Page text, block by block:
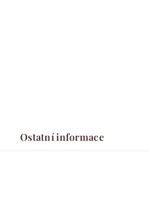
Ostatní informace